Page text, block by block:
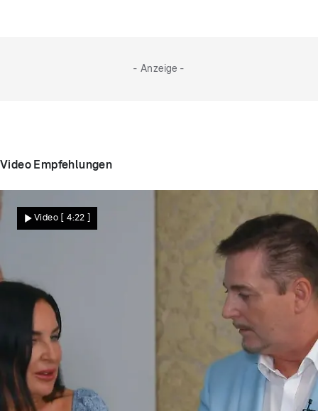
- Anzeige -
Video Empfehlungen
Video [ 4:22 ]